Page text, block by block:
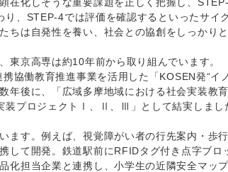
、STEP-4では評価を確認するといったサイ
ちは自発性を養い、社会との協創をしっかり
東京高専は約10年前から取り組んでいます。
協働教育推進事業を活用した「KOSEN発“
年後に、「広域多摩地域における社会実装教
装プロジェクトⅠ、Ⅱ、Ⅲ」として結実しまし
ます。例えば、視覚障がい者の行先案内・歩
して開発。鉄道駅前にRFIDタグ付き点字ブロ
化担当企業と連携し、小学生の近隣安全マッ